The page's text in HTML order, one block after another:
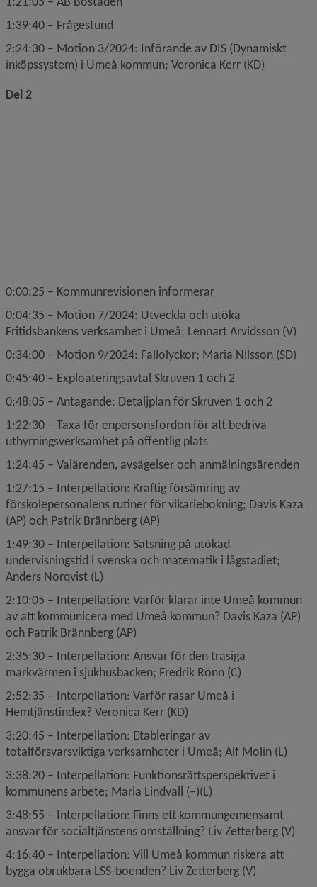
1:39:40 – Frågestund
2:24:30 – Motion 3/2024: Införande av DIS (Dynamiskt
inköpssystem) i Umeå kommun; Veronica Kerr (KD)
Del 2
0:00:25 – Kommunrevisionen informerar
0:04:35 – Motion 7/2024: Utveckla och utöka
Fritidsbankens verksamhet i Umeå; Lennart Arvidsson (V)
0:34:00 – Motion 9/2024: Fallolyckor; Maria Nilsson (SD)
0:45:40 – Exploateringsavtal Skruven 1 och 2
0:48:05 – Antagande: Detaljplan för Skruven 1 och 2
1:22:30 – Taxa för enpersonsfordon för att bedriva
uthyrningsverksamhet på offentlig plats
1:24:45 – Valärenden, avsägelser och anmälningsärenden
1:27:15 – Interpellation: Kraftig försämring av
förskolepersonalens rutiner för vikariebokning; Davis Kaza
(AP) och Patrik Brännberg (AP)
1:49:30 – Interpellation: Satsning på utökad
undervisningstid i svenska och matematik i lågstadiet;
Anders Norqvist (L)
2:10:05 – Interpellation: Varför klarar inte Umeå kommun
av att kommunicera med Umeå kommun? Davis Kaza (AP)
och Patrik Brännberg (AP)
2:35:30 – Interpellation: Ansvar för den trasiga
markvärmen i sjukhusbacken; Fredrik Rönn (C)
2:52:35 – Interpellation: Varför rasar Umeå i
Hemtjänstindex? Veronica Kerr (KD)
3:20:45 – Interpellation: Etableringar av
totalförsvarsviktiga verksamheter i Umeå; Alf Molin (L)
3:38:20 – Interpellation: Funktionsrättsperspektivet i
kommunens arbete; Maria Lindvall (–)(L)
3:48:55 – Interpellation: Finns ett kommungemensamt
ansvar för socialtjänstens omställning? Liv Zetterberg (V)
4:16:40 – Interpellation: Vill Umeå kommun riskera att
bygga obrukbara LSS-boenden? Liv Zetterberg (V)